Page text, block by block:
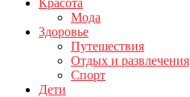
Красота
Мода
Здоровье
Путешествия
Отдых и развлечения
Спорт
Дети